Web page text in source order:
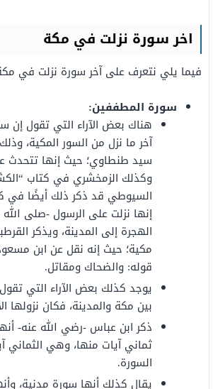
اخر سورة نزلت في مكة
فيما يلي نتعرف على آخر سورة نزلت في
سورة المطففين:
هناك بعض الآراء التي تقول
آخر ما نزل من السور المكية،
سيد طنطاوي؛ حيث إنها تتحدث عن
وكذلك الزمخشري في كتاب
السيوطي قد ذكر ذلك أيضًا في
إنها نزلت على الرسول -صلى
الهجرة إلى المدينة، ويذكر
مكية؛ حيث إنه نقل عن ابن
قوله: والضحاك ومقاتل.
يوجد كذلك بعض الآراء التي
بين مكة والمدينة، فكان نزولها
ذكر ابن عباس -رضي الله عنه-
ثماني آيات منها، وهي الثماني
السورة.
يقال كذلك أنها سورة مدنية،